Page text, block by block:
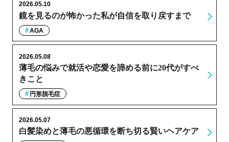
鏡を見るのが怖かった私が自信を取り戻すまで
2026.05.10
AGA
薄毛の悩みで就活や恋愛を諦める前に20代がすべ
きこと
2026.05.08
円形脱毛症
白髪染めと薄毛の悪循環を断ち切る賢いヘアケア
2026.05.07